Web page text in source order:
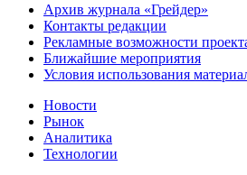
Архив журнала «Грейдер»
Контакты редакции
Рекламные возможности
Ближайшие мероприятия
Условия использования
Новости
Рынок
Аналитика
Технологии